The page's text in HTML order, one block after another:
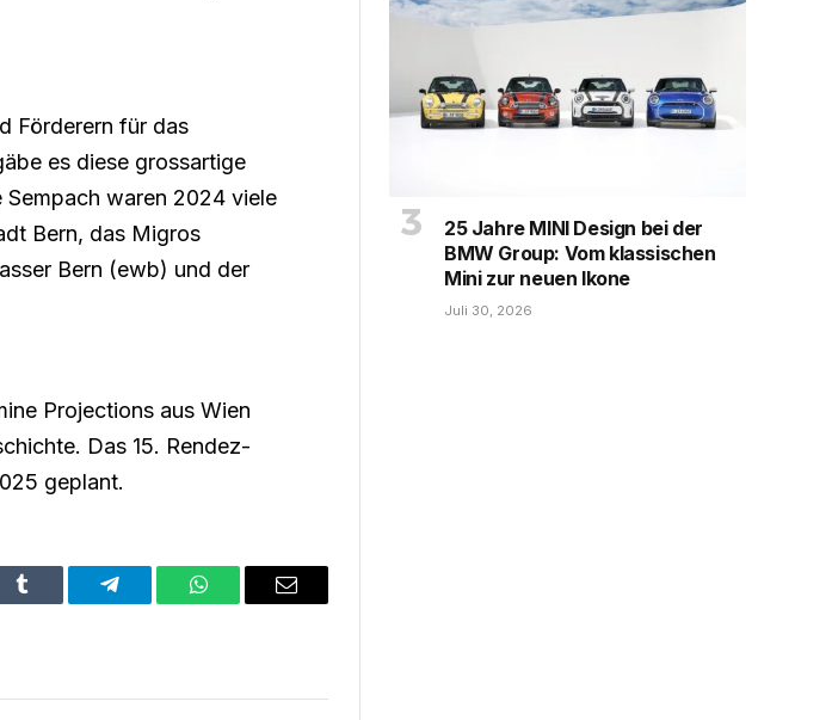
Förderern für das
es diese grossartige
waren 2024 viele
Bern, das Migros
Bern (ewb) und der
Projections aus Wien
Das 15. Rendez-
geplant.
Tumblr Telegram WhatsAppEmail
25 Jahre MINI Design bei der
BMW Group: Vom klassischen
Mini zur neuen Ikone
Juli 30, 2026